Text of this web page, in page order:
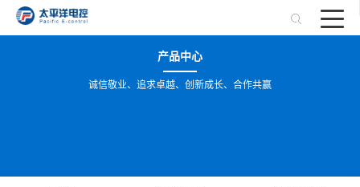
产品中心
诚信敬业、追求卓越、创新成长、合作共赢